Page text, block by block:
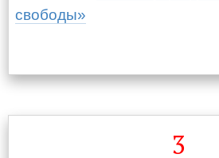
свободы»
3